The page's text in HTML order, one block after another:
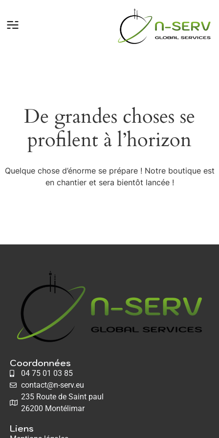
De grandes choses se
profilent à l’horizon
Quelque chose d’énorme se prépare ! Notre boutique est
en chantier et sera bientôt lancée !
Coordonnées
04 75 01 03 85
contact@n-serv.eu
235 Route de Saint paul
26200 Montélimar
Liens